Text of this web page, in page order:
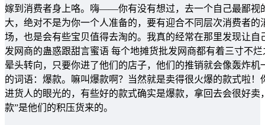
嫁到消费者身上咯。嗨——你有没有想过，去一个自己最鄙视
大，绝对不是为你一个人准备的，要有迎合不同层次消费者
场，也是会有些宝贝值得去淘的。我真的经常在那里发现让
发网商的蛊惑跟甜言蜜语 每个地摊货批发网商都有着三寸不
晕头转向，只要你进了他们的店子，他们的推销就会像轰炸
的词语：爆款。嘛叫爆款啊？当然就是卖得很火爆的款式啦
进货人的眼光的，有些好的款式确实是爆款，拿回去会很好
款”是他们的积压货来的。